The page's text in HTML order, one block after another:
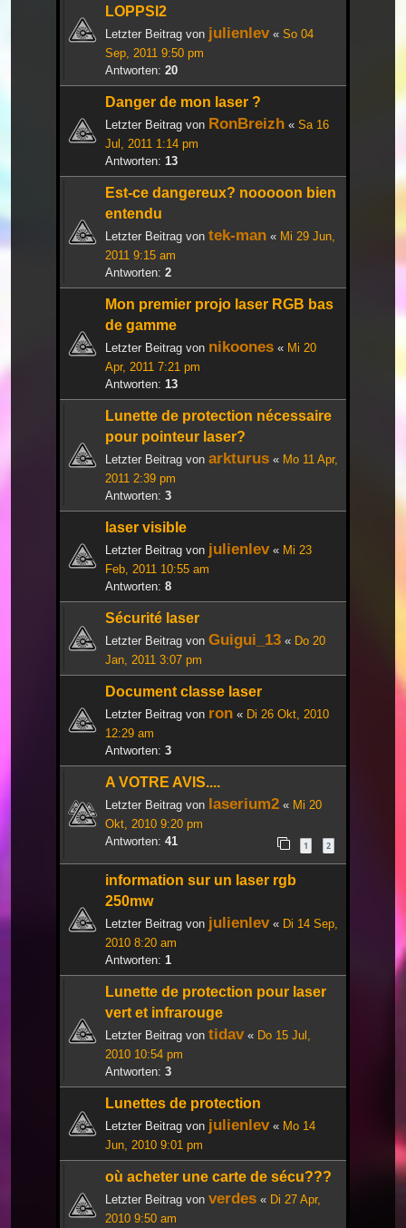
LOPPSI2
Letzter Beitrag von julienlev« So 04
Sep, 2011 9:50 pm
Antworten: 20
Danger de mon laser ?
Letzter Beitrag von RonBreizh « Sa 16
Jul, 2011 1:14 pm
Antworten: 13
Est-ce dangereux? nooooon bien
entendu
Letzter Beitrag von tek-man « Mi 29 Jun,
2011 9:15 am
Antworten: 2
Mon premier projo laser RGB bas
de gamme
Letzter Beitrag von nikoones « Mi 20
Apr, 2011 7:21 pm
Antworten: 13
Lunette de protection nécessaire
pour pointeur laser?
Letzter Beitrag von arkturus « Mo 11 Apr,
2011 2:39 pm
Antworten: 3
laser visible
Letzter Beitrag von julienlev« Mi 23
Feb, 2011 10:55 am
Antworten: 8
Sécurité laser
Letzter Beitrag von Guigui_13 « Do 20
Jan, 2011 3:07 pm
Document classe laser
Letzter Beitrag von ron « Di 26 Okt, 2010
12:29 am
Antworten: 3
A VOTRE AVIS....
Letzter Beitrag von laserium2 « Mi 20
Okt, 2010 9:20 pm
Antworten: 41 1 2
information sur un laser rgb
250mw
Letzter Beitrag von julienlev« Di 14 Sep,
2010 8:20 am
Antworten: 1
Lunette de protection pour laser
vert et infrarouge
Letzter Beitrag von tidav« Do 15 Jul,
2010 10:54 pm
Antworten: 3
Lunettes de protection
Letzter Beitrag von julienlev« Mo 14
Jun, 2010 9:01 pm
où acheter une carte de sécu???
Letzter Beitrag von verdes « Di 27 Apr,
2010 9:50 am